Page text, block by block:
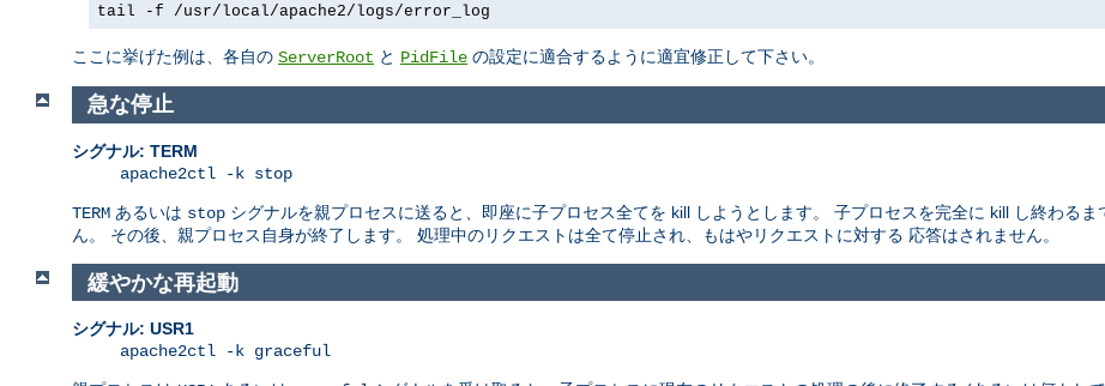
tail -f /usr/local/apache2/logs/error_log
ここに挙げた例は、各自の ServerRoot と PidFile の設定に適合するように適宜修正して下さい。
急な停止
シグナル: TERM
apache2ctl -k stop
TERM あるいは stop シグナルを親プロセスに送ると、即座に子プロセス全てを kill しようとします。 子プロセスを完全に kill し終わる
ん。 その後、親プロセス自身が終了します。 処理中のリクエストは全て停止され、もはやリクエストに対する 応答はされません。
緩やかな再起動
シグナル: USR1
apache2ctl -k graceful